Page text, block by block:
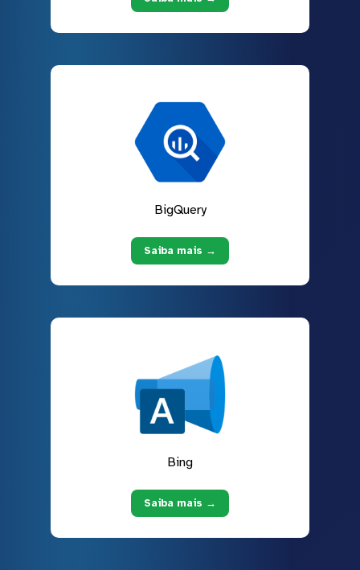
BigQuery
Saiba mais →
Bing
Saiba mais →